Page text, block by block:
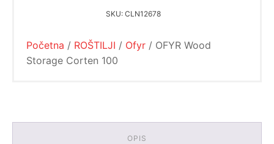
SKU: CLN12678
Početna / ROŠTILJI / Ofyr / OFYR Wood
Storage Corten 100
OPIS